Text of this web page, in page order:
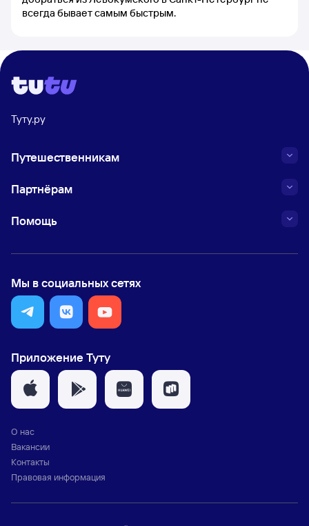
всегда бывает самым быстрым.
Туту.ру
Путешественникам
Партнёрам
Помощь
Мы в социальных сетях
Приложение Туту
О нас
Вакансии
Контакты
Правовая информация